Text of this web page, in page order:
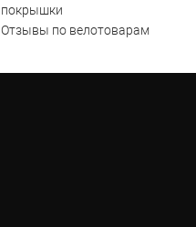
покрышки
Отзывы по велотоварам